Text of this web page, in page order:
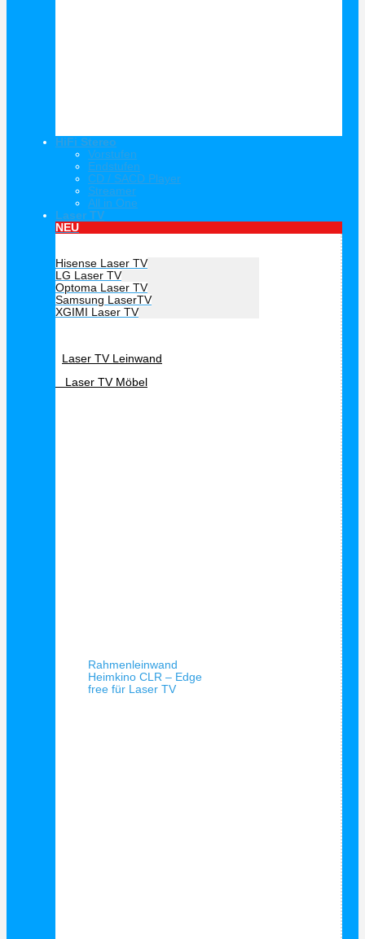
HiFi Stereo
Vorstufen
Endstufen
CD / SACD Player
Streamer
All in One
Laser TV
NEU
Hisense Laser TV
LG Laser TV
Optoma Laser TV
Samsung LaserTV
XGIMI Laser TV
Laser TV Leinwand
Laser TV Möbel
Rahmenleinwand
Heimkino CLR – Edge
free für Laser TV